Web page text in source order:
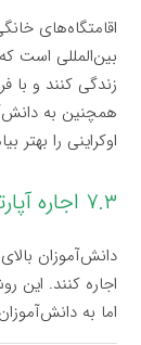
اقامتگاه‌های
بین‌المللی است
زندگی کنند و با
همچنین به
اوکراینی را بهتر
۷.۳ اجاره آپارتمان
اجاره کنند. این
اما به